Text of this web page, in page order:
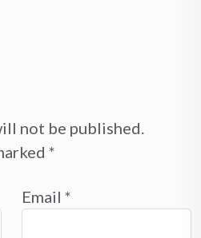
not be published.
*
Email *